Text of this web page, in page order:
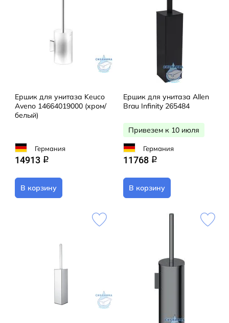
Ершик для унитаза Keuco
Aveno 14664019000 (хром/
белый)
Германия
14913 q
В корзину
Ершик для унитаза Allen
Brau Infinity 265484
Привезем к 10 июля
Германия
11768 q
В корзину